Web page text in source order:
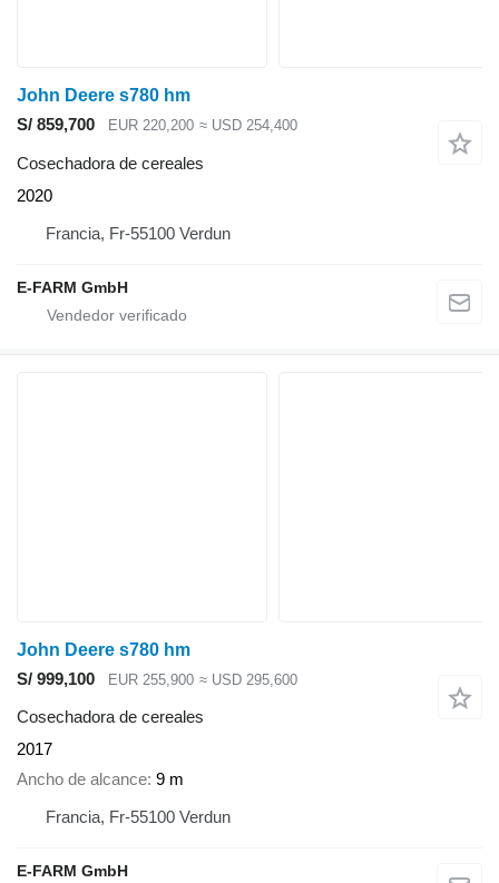
John Deere s780 hm
S/ 859,700
EUR 220,200 ≈ USD 254,400
Cosechadora de cereales
2020
Francia, Fr-55100 Verdun
E-FARM GmbH
John Deere s780 hm
S/ 999,100
EUR 255,900 ≈ USD 295,600
Cosechadora de cereales
2017
Ancho de alcance 9 m
Francia, Fr-55100 Verdun
E-FARM GmbH